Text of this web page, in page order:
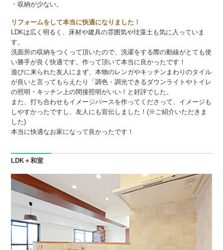
・収納が少ない。
リフォームをして本当に快適になりました！
LDKは広く明るく、床材や建具の雰囲気や珪藻土も気に入っていま
す。
洗面所の収納をつくって頂いたので、洗濯をする際の動線がとても使
い勝手が良く快適です。作って頂いて本当に良かったです！
遊びに来られた友人にまず、本物のレンガやキッチンまわりのタイル
が良いと言ってもらえたり「調色・調光できるダウンライトやトイレ
の照明・キッチン上の間接照明がいい！と好評でした。
また、打ち合わせもイメージパースを作ってくださって、イメージも
しやすかったですし、友人にも宣伝しました！(※ご紹介いただきま
した)
本当に快適なお家になって良かったです！
LDK＋和室